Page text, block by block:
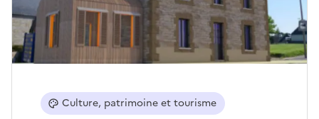
Culture, patrimoine et tourisme